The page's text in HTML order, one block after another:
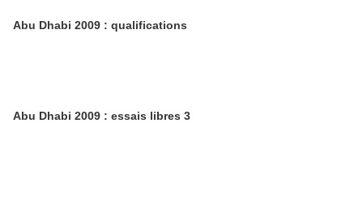
Abu Dhabi 2009 : qualifications
Abu Dhabi 2009 : essais libres 3